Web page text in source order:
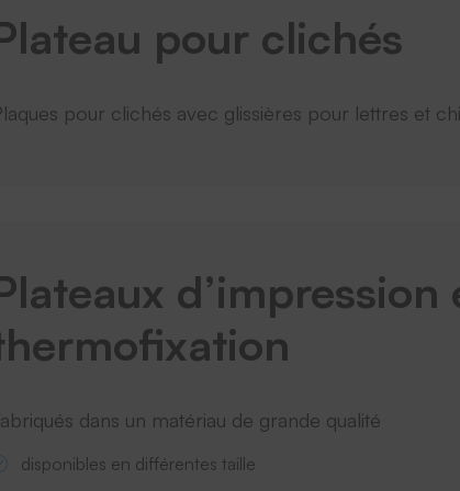
pour clichés
pour clichés avec glissières pour lettres et
dans un matériau de grande qualité
disponibles en différentes taille